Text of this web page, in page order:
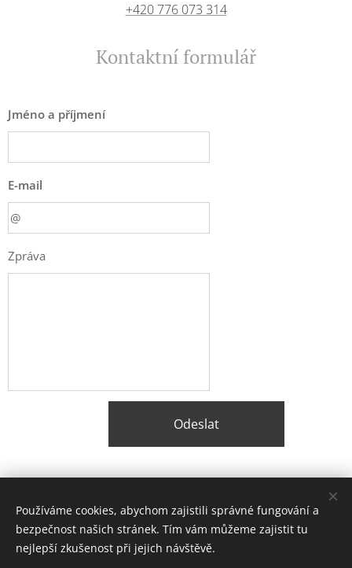
+420 776 073 314
Kontaktní formulář
Jméno a příjmení
E-mail
Zpráva
Odeslat
Používáme cookies, abychom zajistili správné fungování a
bezpečnost našich stránek. Tím vám můžeme zajistit tu
nejlepší zkušenost při jejich návštěvě.